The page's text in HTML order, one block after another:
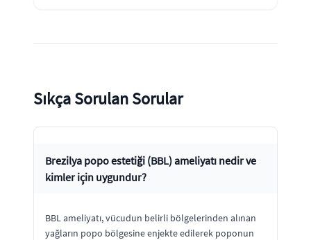
Sıkça Sorulan Sorular
Brezilya popo estetiği (BBL) ameliyatı nedir ve
kimler için uygundur?
BBL ameliyatı, vücudun belirli bölgelerinden alınan
yağların popo bölgesine enjekte edilerek poponun